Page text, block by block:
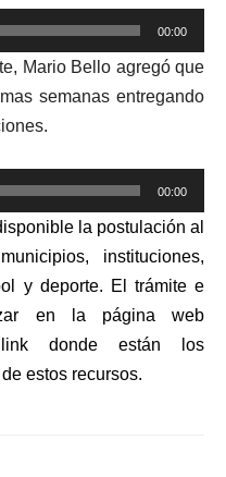
00:00
Mario Bello agregó que
semanas entregando
00:00
la postulación al
instituciones,
y deporte. El trámite e
en la página web
link donde están los
estos recursos.